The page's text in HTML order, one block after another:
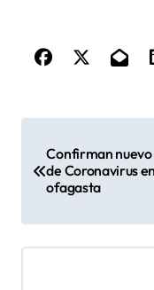
e
g
Confirman nuevo
de Coronavirus
ofagasta